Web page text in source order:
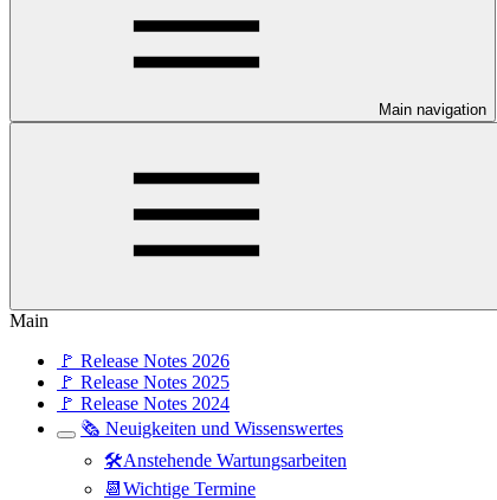
Main navigation
Main
🚩 Release Notes 2026
🚩 Release Notes 2025
🚩 Release Notes 2024
🗞️ Neuigkeiten und Wissenswertes
🛠️Anstehende Wartungsarbeiten
📆Wichtige Termine